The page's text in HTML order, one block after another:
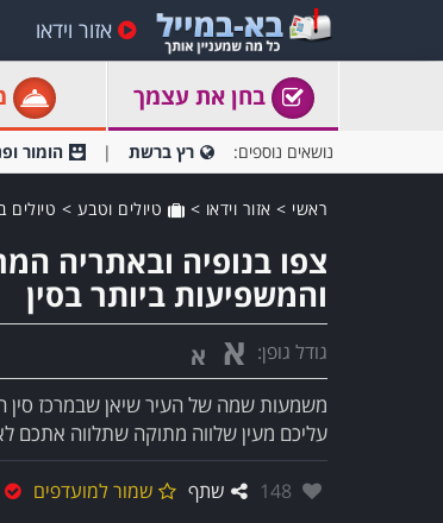
אזור וידאו
בחן את עצמך
נושאים נוספים: רץ ברשת הומור
ראשי > אזור וידאו > טיולים וטבע > טיולים
צפו בנופיה ובאתריה
והמשפיעות ביותר בסין
גודל גופן: א א
משמעות שמה של העיר שיאן שבמרכז סין
עליכם מעין שלווה מתוקה שתלווה אתכם
אהבו:
148 שתף שמור למועדפים